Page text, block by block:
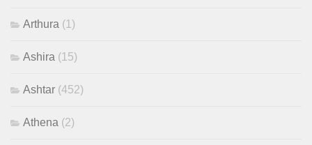
Arthura (1)
Ashira (15)
Ashtar (452)
Athena (2)